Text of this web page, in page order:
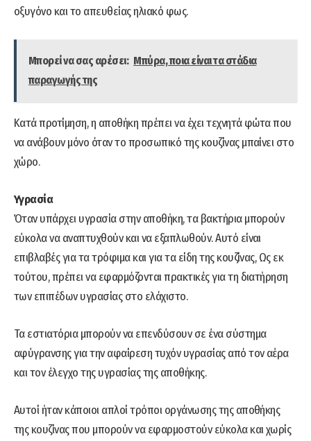
οξυγόνο και το απευθείας ηλιακό φως.
Μπορεί να σας αρέσει: Μπύρα, ποια είναι τα στάδια
παραγωγής της
Κατά προτίμηση, η αποθήκη πρέπει να έχει τεχνητά φώτα που
να ανάβουν μόνο όταν το προσωπικό της κουζίνας μπαίνει στο
χώρο.
Υγρασία
Όταν υπάρχει υγρασία στην αποθήκη, τα βακτήρια μπορούν
εύκολα να αναπτυχθούν και να εξαπλωθούν. Αυτό είναι
επιβλαβές για τα τρόφιμα και για τα είδη της κουζίνας, Ως εκ
τούτου, πρέπει να εφαρμόζονται πρακτικές για τη διατήρηση
των επιπέδων υγρασίας στο ελάχιστο.
Τα εστιατόρια μπορούν να επενδύσουν σε ένα σύστημα
αφύγρανσης για την αφαίρεση τυχόν υγρασίας από τον αέρα
και τον έλεγχο της υγρασίας της αποθήκης.
Αυτοί ήταν κάποιοι απλοί τρόποι οργάνωσης της αποθήκης
της κουζίνας που μπορούν να εφαρμοστούν εύκολα και χωρίς